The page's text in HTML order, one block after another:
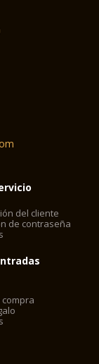
del cliente
de contraseña